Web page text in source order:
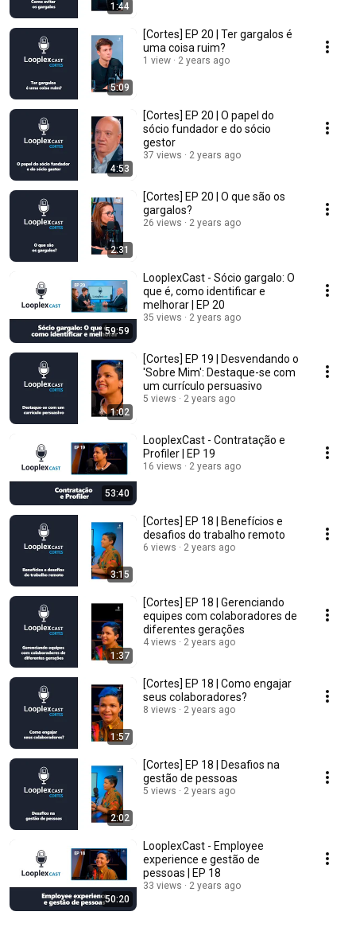
1:44
5:09
[Cortes] EP 20 | Ter gargalos é
uma coisa ruim?
1 view 2 years ago
4:53
[Cortes] EP 20 | O papel do
sócio fundador e do sócio
gestor
37 views 2 years ago
2:31
[Cortes] EP 20 | O que são os
gargalos?
26 views 2 years ago
59:59
LooplexCast - Sócio gargalo: O
que é, como identificar e
melhorar | EP 20
35 views 2 years ago
1:02
[Cortes] EP 19 | Desvendando o
'Sobre Mim': Destaque-se com
um currículo persuasivo
5 views 2 years ago
53:40
LooplexCast - Contratação e
Profiler | EP 19
16 views 2 years ago
3:15
[Cortes] EP 18 | Benefícios e
desafios do trabalho remoto
6 views 2 years ago
1:37
[Cortes] EP 18 | Gerenciando
equipes com colaboradores de
diferentes gerações
4 views 2 years ago
1:57
[Cortes] EP 18 | Como engajar
seus colaboradores?
8 views 2 years ago
2:02
[Cortes] EP 18 | Desafios na
gestão de pessoas
5 views 2 years ago
50:20
LooplexCast - Employee
experience e gestão de
pessoas | EP 18
33 views 2 years ago